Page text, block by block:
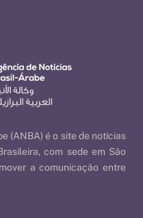
(ANBA) é o site de notícias
com sede em São
a comunicação entre